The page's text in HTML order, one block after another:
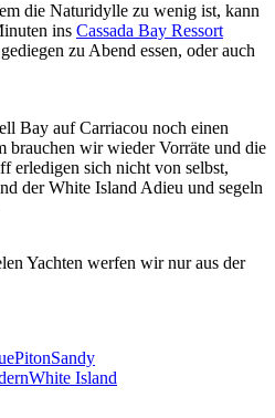
die Naturidylle zu wenig ist, kann
ins Cassada Bay Ressort
zu Abend essen, oder auch
Bay auf Carriacou noch einen
brauchen wir wieder Vorräte und die
erledigen sich nicht von selbst,
der White Island Adieu und segeln
Yachten werfen wir nur aus der
PitonSandy
White Island